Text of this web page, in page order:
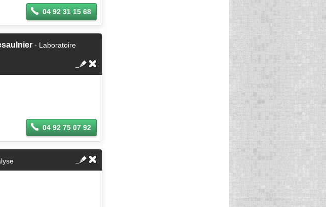
04 92 31 15 68
- Laboratoire
04 92 75 07 92